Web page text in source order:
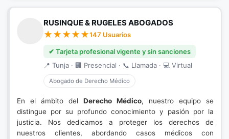
RUSINQUE & RUGELES ABOGADOS
147 Usuarios
✔ Tarjeta profesional vigente y sin sanciones
📍 Tunja · 🏢 Presencial · 📞 Llamada · 💻 Virtual
Abogado de Derecho Médico
En el ámbito del Derecho Médico, nuestro equipo se
distingue por su profundo conocimiento y pasión por la
justicia. Nos dedicamos a proteger los derechos de
nuestros clientes, abordando casos médicos con